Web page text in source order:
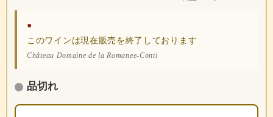
●
このワインは現在販売を終了しております
Château Domaine de la Romanee-Conti
品切れ